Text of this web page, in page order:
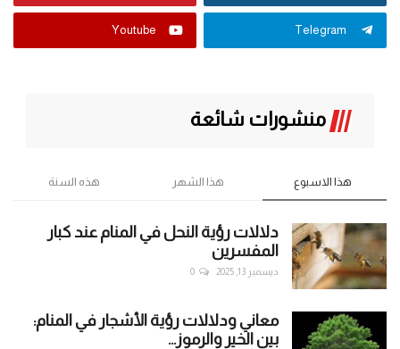
Telegram
Youtube
منشورات شائعة
هذا الاسبوع هذا الشهر هذه السنة
دلالات رؤية النحل في المنام عند كبار
المفسرين
ديسمبر 13, 2025 0
معاني ودلالات رؤية الأشجار في المنام:
بين الخير والرموز...